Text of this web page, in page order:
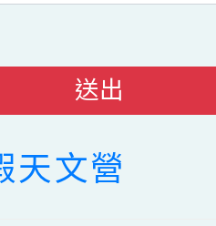
送出
天文營